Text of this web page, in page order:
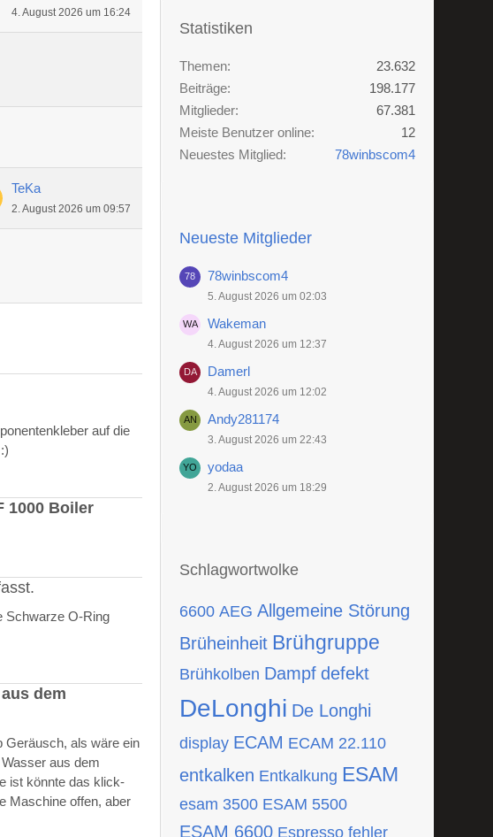
4. August 2026 um 16:24
TeKa
2. August 2026 um 09:57
auf die
1000 Boiler
Schwarze O-Ring
dem
Geräusch, als wäre ein
aus dem
ist könnte das klick-
Maschine offen, aber
Statistiken
Themen
23.632
Beiträge
198.177
Mitglieder
67.381
Meiste Benutzer online
12
Neuestes Mitglied
78winbscom4
Neueste Mitglieder
78winbscom4
5. August 2026 um 02:03
Wakeman
4. August 2026 um 12:37
Damerl
4. August 2026 um 12:02
Andy281174
3. August 2026 um 22:43
yodaa
2. August 2026 um 18:29
Schlagwortwolke
6600 AEG Allgemeine Störung
Brüheinheit Brühgruppe
Brühkolben Dampf defekt
DeLonghi De Longhi
display ECAM ECAM 22.110
entkalken Entkalkung ESAM
esam 3500 ESAM 5500
ESAM 6600 Espresso fehler